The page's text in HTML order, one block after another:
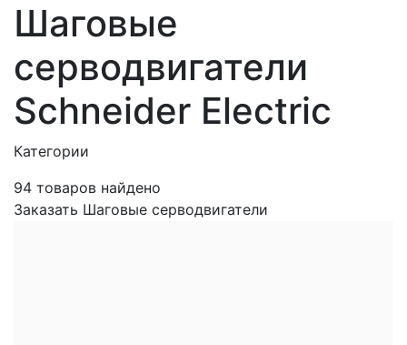
Шаговые
серводвигатели
Schneider Electric
Категории
94 товаров найдено
Заказать Шаговые серводвигатели